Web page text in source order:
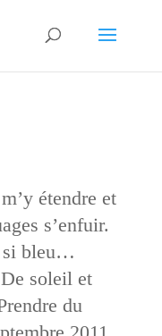
étendre et
s’enfuir.
si bleu…
soleil et
du